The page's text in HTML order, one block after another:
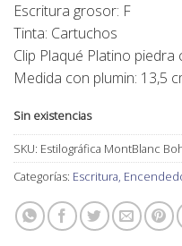
Escritura grosor: F
Tinta: Cartuchos
Clip Plaqué Platino piedra
Medida con plumin: 13,5
Sin existencias
SKU: Estilográfica MontBlanc
Categorías: Escritura,